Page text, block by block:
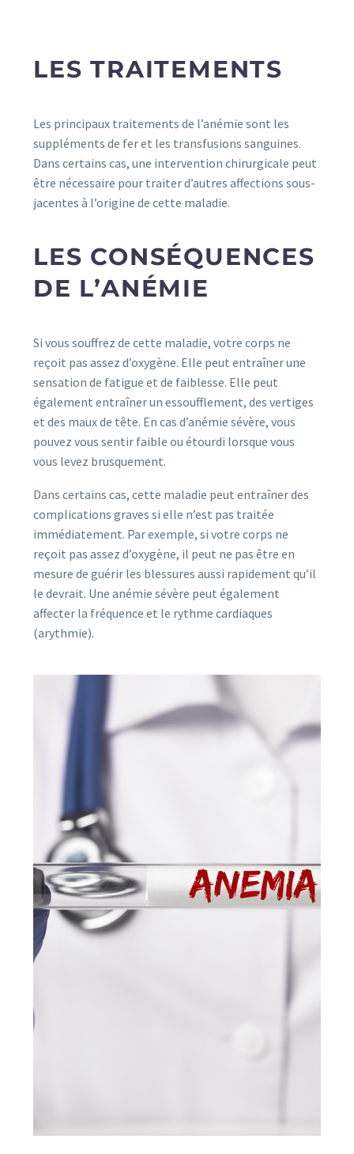
LES TRAITEMENTS
Les principaux traitements de l’anémie sont les
suppléments de fer et les transfusions sanguines.
Dans certains cas, une intervention chirurgicale peut
être nécessaire pour traiter d’autres affections sous-
jacentes à l’origine de cette maladie.
LES CONSÉQUENCES
DE L’ANÉMIE
Si vous souffrez de cette maladie, votre corps ne
reçoit pas assez d’oxygène. Elle peut entraîner une
sensation de fatigue et de faiblesse. Elle peut
également entraîner un essoufflement, des vertiges
et des maux de tête. En cas d’anémie sévère, vous
pouvez vous sentir faible ou étourdi lorsque vous
vous levez brusquement.
Dans certains cas, cette maladie peut entraîner des
complications graves si elle n’est pas traitée
immédiatement. Par exemple, si votre corps ne
reçoit pas assez d’oxygène, il peut ne pas être en
mesure de guérir les blessures aussi rapidement qu’il
le devrait. Une anémie sévère peut également
affecter la fréquence et le rythme cardiaques
(arythmie).